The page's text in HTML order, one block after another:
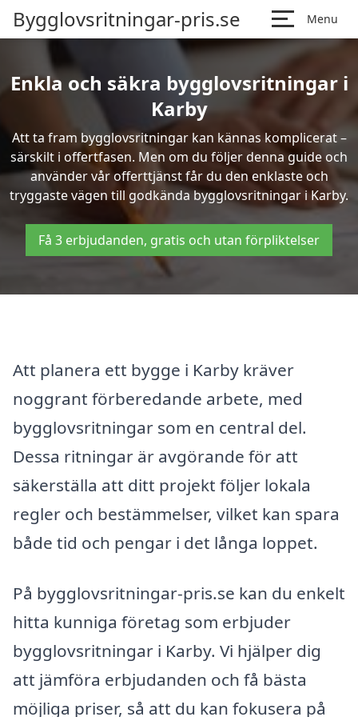
Bygglovsritningar-pris.se Menu
Enkla och säkra bygglovsritningar i
Karby
Att ta fram bygglovsritningar kan kännas komplicerat –
särskilt i offertfasen. Men om du följer denna guide och
använder vår offerttjänst får du den enklaste och
tryggaste vägen till godkända bygglovsritningar i Karby.
Få 3 erbjudanden, gratis och utan förpliktelser
Att planera ett bygge i Karby kräver
noggrant förberedande arbete, med
bygglovsritningar som en central del.
Dessa ritningar är avgörande för att
säkerställa att ditt projekt följer lokala
regler och bestämmelser, vilket kan spara
både tid och pengar i det långa loppet.
På bygglovsritningar-pris.se kan du enkelt
hitta kunniga företag som erbjuder
bygglovsritningar i Karby. Vi hjälper dig
att jämföra erbjudanden och få bästa
möjliga priser, så att du kan fokusera på